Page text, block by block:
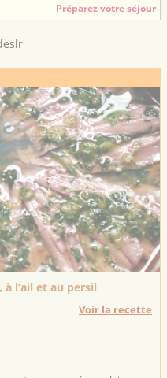
Préparez votre séjour
à l’ail et au persil
Voir la recette